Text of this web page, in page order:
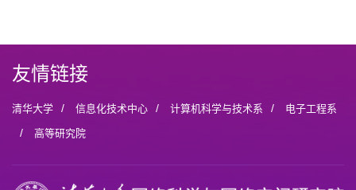
友情链接
清华大学 / 信息化技术中心 / 计算机科学与技术系 / 电子工程系
/ 高等研究院